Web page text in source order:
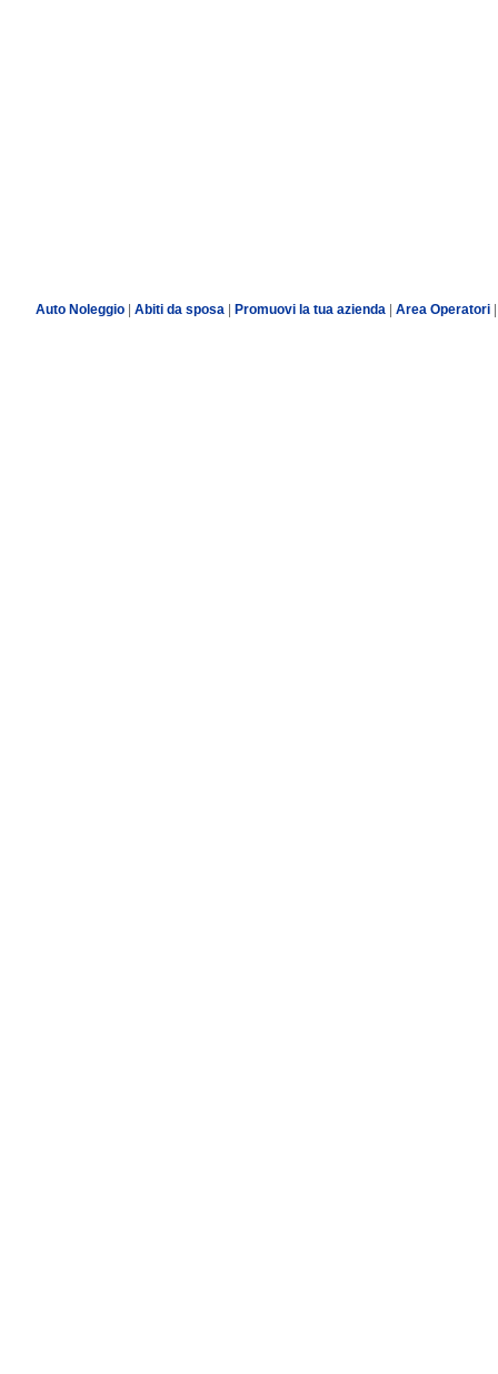
Auto Noleggio| Abiti da sposa| Promuovi la tua azienda Area Operatori